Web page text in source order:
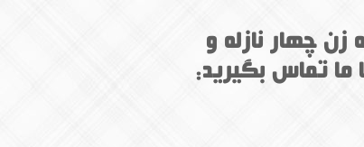
چهار نازله و
تماس بگیرید: